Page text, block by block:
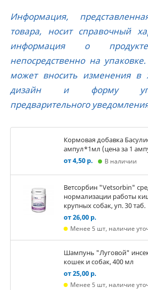
Информация,
товара, носит справочный
информация о
непосредственно на
может вносить изменения в
дизайн и форму
предварительного
Кормовая добавка
ампул*1мл (цена за 1
от 4,50 р.
В наличии
Ветсорбин "Vetsorbin"
нормализации работы
крупных собак, уп. 30 таб.
от 26,00 р.
Менее 5 шт, наличие
Шампунь "Луговой"
кошек и собак, 400 мл
от 25,00 р.
Менее 5 шт, наличие